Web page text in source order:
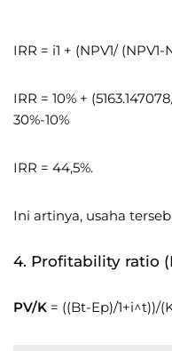
IRR = i1 + (NPV1/ (NPV1-
IRR = 10% +
30%-10%
IRR = 44,5%.
Ini artinya, usaha
4. Profitability ratio
PV/K = ((Bt-Ep)/1+i^t))/